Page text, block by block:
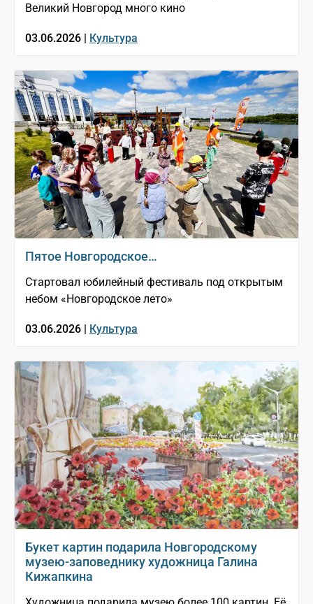
Великий Новгород много кино
03.06.2026 | Культура
Пятое Новгородское…
Стартовал юбилейный фестиваль под открытым
небом «Новгородское лето»
03.06.2026 | Культура
Букет картин подарила Новгородскому
музею-заповеднику художница Галина
Кижапкина